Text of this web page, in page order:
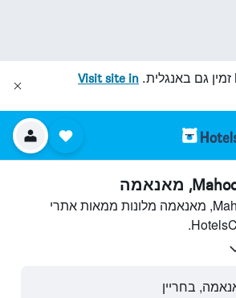
זמין גם באנגלית. Visit site in
חיפוש והשוואתMahooz, מאנאמה מלונות ממאות אתרי